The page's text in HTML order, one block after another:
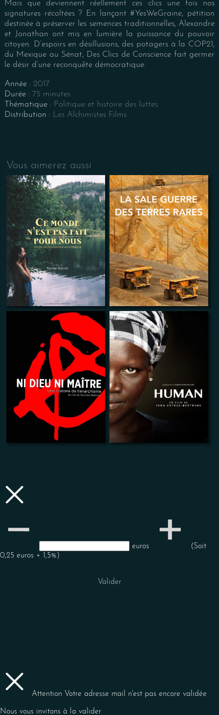
Mais que deviennent réellement ces clics une fois nos
signatures récoltées ? En lançant #YesWeGraine, pétition
destinée à préserver les semences traditionnelles, Alexandre
et Jonathan ont mis en lumière la puissance du pouvoir
citoyen. D’espoirs en désillusions, des potagers à la COP21,
du Mexique au Sénat, Des Clics de Conscience fait germer
le désir d’une reconquête démocratique.
Année : 2017
Durée : 75 minutes
Thématique : Politique et histoire des luttes
Distribution : Les Alchimistes Films
Vous aimerez aussi
euros
(Soit
0,25 euros + 1,5%)
Valider
Attention Votre adresse mail n'est pas encore validée
Nous vous invitons à la valider